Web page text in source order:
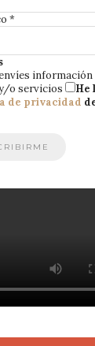
*
o servicios
He
de privacidad